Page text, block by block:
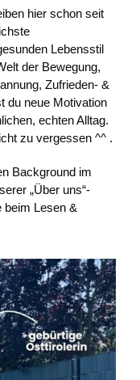
hier schon seit
Lebensstil
der Bewegung,
Zufrieden- &
du neue Motivation
echten Alltag.
zu vergessen ^^ .
Background im
„Über uns“-
beim Lesen &